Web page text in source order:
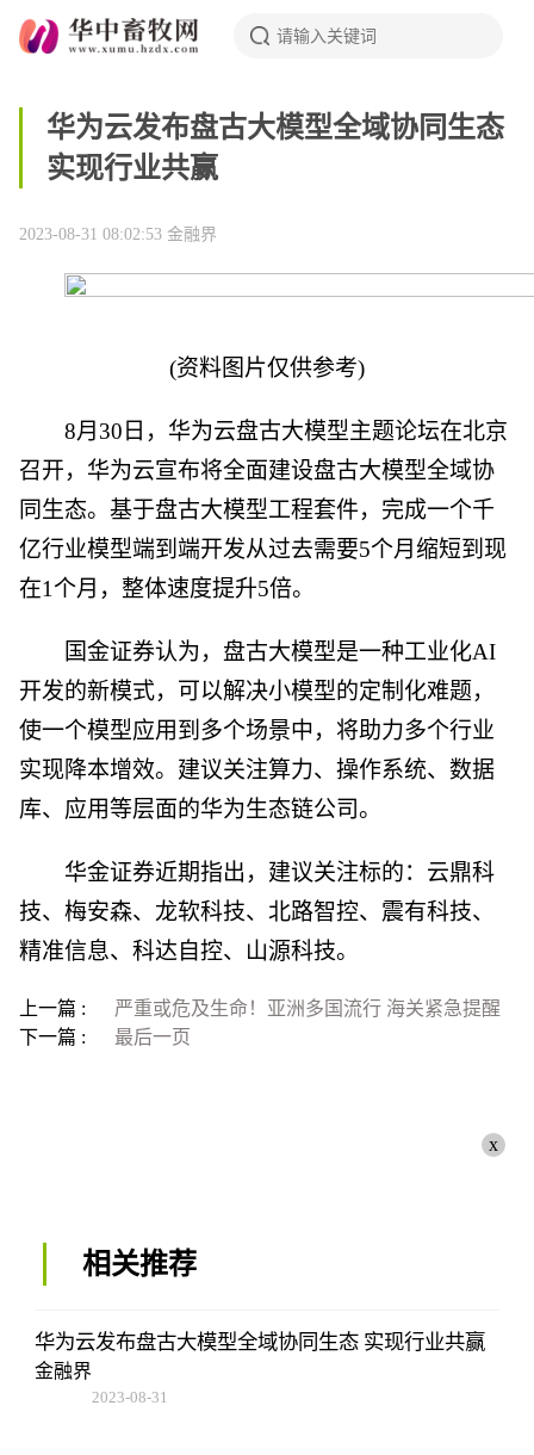
华为云发布盘古大模型全域协同生态
实现行业共赢
2023-08-31 08:02:53 金融界
(资料图片仅供参考)
8月30日，华为云盘古大模型主题论坛在北京
召开，华为云宣布将全面建设盘古大模型全域协
同生态。基于盘古大模型工程套件，完成一个千
亿行业模型端到端开发从过去需要5个月缩短到现
在1个月，整体速度提升5倍。
国金证券认为，盘古大模型是一种工业化AI
开发的新模式，可以解决小模型的定制化难题，
使一个模型应用到多个场景中，将助力多个行业
实现降本增效。建议关注算力、操作系统、数据
库、应用等层面的华为生态链公司。
华金证券近期指出，建议关注标的：云鼎科
技、梅安森、龙软科技、北路智控、震有科技、
精准信息、科达自控、山源科技。
上一篇 :
严重或危及生命！亚洲多国流行 海关紧急提醒
下一篇 :
最后一页
x
相关推荐
华为云发布盘古大模型全域协同生态 实现行业共赢
金融界
2023-08-31